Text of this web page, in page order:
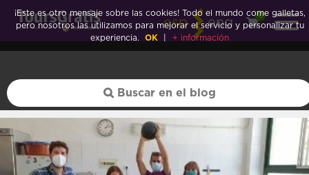
esp eng
0
¡Este es otro mensaje sobre las cookies! Todo el mundo come galletas,
pero nosotros las utilizamos para mejorar el servicio y personalizar tu
experiencia.
OK + información